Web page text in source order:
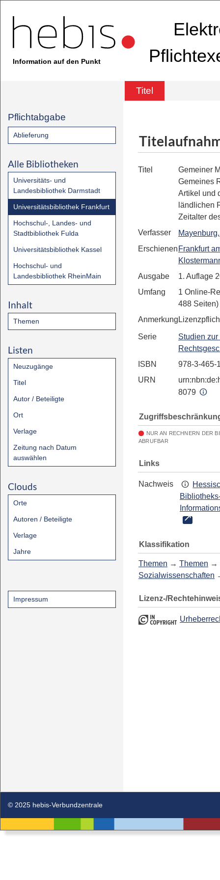
Information auf den Punkt
Titel
Pflichtabgabe
Ablieferung
Alle Bibliotheken
Universitäts- und
Landesbibliothek Darmstadt
Universitätsbibliothek Frankfurt
Hochschul-, Landes- und
Stadtbibliothek Fulda
Universitätsbibliothek Kassel
Hochschul- und
Landesbibliothek RheinMain
Inhalt
Themen
Listen
Neuzugänge
Titel
Autor / Beteiligte
Ort
Verlage
Zeitung nach Datum
auswählen
Clouds
Orte
Autoren / Beteiligte
Verlage
Jahre
Impressum
Titel
Gemeiner
Gemeines
Artikel und
ländlichen
Zeitalter
Verfasser
Erschienen Frankfurt
Ausgabe
1. Auflage
Umfang
1 Online-
488 Seiten)
Anmerkung
Serie
Studien
ISBN
978-3-465-
URN
8079
NUR AN RECHNERN DER
ABRUFBAR
Links
Nachweis
Klassifikation
Themen → Themen →
Sozialwissenschaften
Lizenz-/
© 2025 hebis-Verbundzentrale